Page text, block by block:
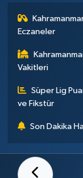
Eczaneler
Vakitleri
Süper Lig
ve Fikstür
Son Dakika